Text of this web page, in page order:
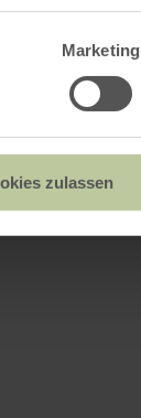
Marketing
zulassen
Tourist-